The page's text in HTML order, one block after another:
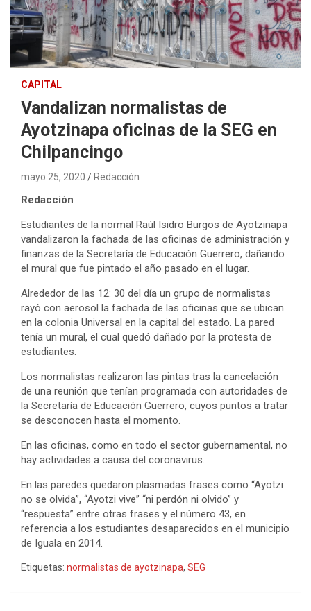
CAPITAL
Vandalizan normalistas de
Ayotzinapa oficinas de la SEG en
Chilpancingo
mayo 25, 2020 Redacción
Redacción
Estudiantes de la normal Raúl Isidro Burgos de Ayotzinapa
vandalizaron la fachada de las oficinas de administración y
finanzas de la Secretaría de Educación Guerrero, dañando
el mural que fue pintado el año pasado en el lugar.
Alrededor de las 12: 30 del día un grupo de normalistas
rayó con aerosol la fachada de las oficinas que se ubican
en la colonia Universal en la capital del estado. La pared
tenía un mural, el cual quedó dañado por la protesta de
estudiantes.
Los normalistas realizaron las pintas tras la cancelación
de una reunión que tenían programada con autoridades de
la Secretaría de Educación Guerrero, cuyos puntos a tratar
se desconocen hasta el momento.
En las oficinas, como en todo el sector gubernamental, no
hay actividades a causa del coronavirus.
En las paredes quedaron plasmadas frases como “Ayotzi
no se olvida”, “Ayotzi vive” “ni perdón ni olvido” y
“respuesta” entre otras frases y el número 43, en
referencia a los estudiantes desaparecidos en el municipio
de Iguala en 2014.
Etiquetas: normalistas de ayotzinapa, SEG